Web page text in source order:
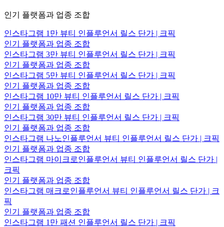
인기 플랫폼과 업종 조합
인스타그램 1만 뷰티 인플루언서 릴스 단가 | 크픽
인기 플랫폼과 업종 조합
인스타그램 3만 뷰티 인플루언서 릴스 단가 | 크픽
인기 플랫폼과 업종 조합
인스타그램 5만 뷰티 인플루언서 릴스 단가 | 크픽
인기 플랫폼과 업종 조합
인스타그램 10만 뷰티 인플루언서 릴스 단가 | 크픽
인기 플랫폼과 업종 조합
인스타그램 30만 뷰티 인플루언서 릴스 단가 | 크픽
인기 플랫폼과 업종 조합
인스타그램 나노인플루언서 뷰티 인플루언서 릴스 단가 | 크픽
인기 플랫폼과 업종 조합
인스타그램 마이크로인플루언서 뷰티 인플루언서 릴스 단가 |
크픽
인기 플랫폼과 업종 조합
인스타그램 매크로인플루언서 뷰티 인플루언서 릴스 단가 | 크
픽
인기 플랫폼과 업종 조합
인스타그램 1만 패션 인플루언서 릴스 단가 | 크픽